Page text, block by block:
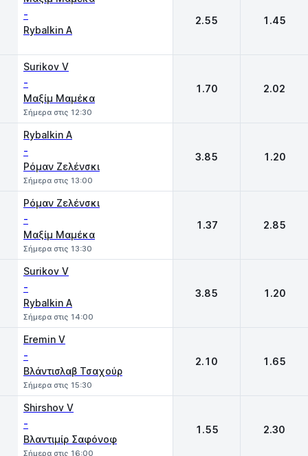
-
Rybalkin A
2.55 1.45
Surikov V
-
Μαξίμ Μαμέκα
Σήμερα στις 12:30
1.70 2.02
Rybalkin A
-
Ρόμαν Ζελένσκι
Σήμερα στις 13:00
3.85 1.20
Ρόμαν Ζελένσκι
-
Μαξίμ Μαμέκα
Σήμερα στις 13:30
1.37 2.85
Surikov V
-
Rybalkin A
Σήμερα στις 14:00
3.85 1.20
Eremin V
-
Βλάντισλαβ Τσαχούρ
Σήμερα στις 15:30
2.10 1.65
Shirshov V
-
Βλαντιμίρ Σαφόνοφ
Σήμερα στις 16:00
1.55 2.30